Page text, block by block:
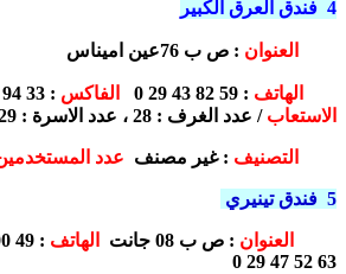
4 فندق العرق الكبير
العنوان : ص ب 76عين اميناس
الهاتف : 59 82 43 29 0 الفاكس : 33 94 43 29 0
الاستعاب / عدد الغرف : 28 ، عدد الاسرة : 29
التصنيف : غير مصنف عدد
5 فندق تينيري
العنوان : ص ب 08 جانت الهاتف : 49 00 47 29 0
63 52 47 29 0